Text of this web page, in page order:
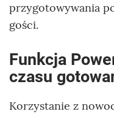
przygotowywania
gości.
Funkcja
czasu
Korzystanie z